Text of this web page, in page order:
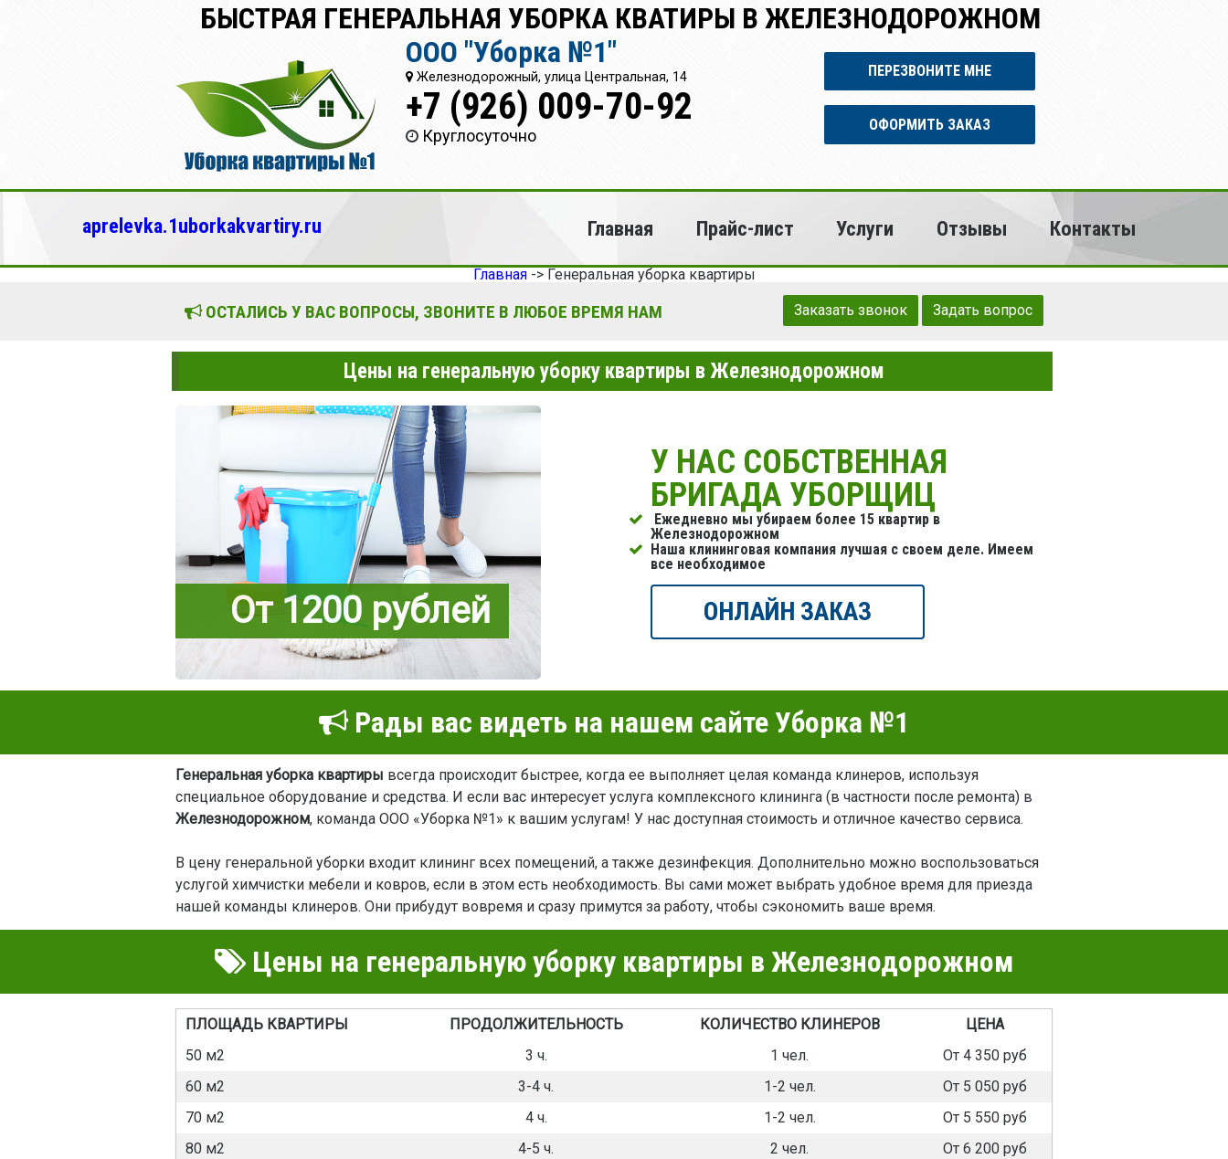
БЫСТРАЯ ГЕНЕРАЛЬНАЯ УБОРКА КВАТИРЫ В ЖЕЛЕЗНОДОРОЖНОМ
ООО "Уборка №1"
Железнодорожный, улица Центральная, 14
+7 (926) 009-70-92
Круглосуточно
ПЕРЕЗВОНИТЕ МНЕ
ОФОРМИТЬ ЗАКАЗ
aprelevka.1uborkakvartiry.ru Главная Прайс-лист Услуги Отзывы Контакты
Главная-> Генеральная уборка квартиры
ОСТАЛИСЬ У ВАС ВОПРОСЫ, ЗВОНИТЕ В ЛЮБОЕ ВРЕМЯ НАМ Заказать звонок Задать вопрос
Цены на генеральную уборку квартиры в Железнодорожном
От 1200 рублей
У НАС СОБСТВЕННАЯ
БРИГАДА УБОРЩИЦ
Ежедневно мы убираем более 15 квартир в
Железнодорожном
Наша клининговая компания лучшая с своем деле. Имеем
все необходимое
ОНЛАЙН ЗАКАЗ
Рады вас видеть на нашем сайте Уборка №1
Генеральная уборка квартиры всегда происходит быстрее, когда ее выполняет целая команда клинеров, используя
специальное оборудование и средства. И если вас интересует услуга комплексного клининга (в частности после ремонта) в
Железнодорожном, команда ООО «Уборка №1» к вашим услугам! У нас доступная стоимость и отличное качество сервиса.
В цену генеральной уборки входит клининг всех помещений, а также дезинфекция. Дополнительно можно воспользоваться
услугой химчистки мебели и ковров, если в этом есть необходимость. Вы сами может выбрать удобное время для приезда
нашей команды клинеров. Они прибудут вовремя и сразу примутся за работу, чтобы сэкономить ваше время.
Цены на генеральную уборку квартиры в Железнодорожном
ПЛОЩАДЬ КВАРТИРЫ ПРОДОЛЖИТЕЛЬНОСТЬ КОЛИЧЕСТВО КЛИНЕРОВ
ЦЕНА
50 м2
3 ч. 1 чел.
От 4 350 руб
60 м2
3-4 ч. 1-2 чел.
От 5 050 руб
70 м2
4 ч. 1-2 чел.
От 5 550 руб
80 м2
4-5 ч. 2 чел.
От 6 200 руб